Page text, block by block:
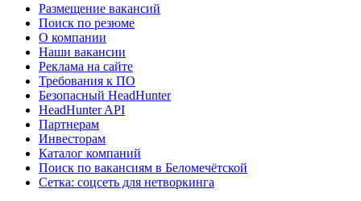
Размещение вакансий
Поиск по резюме
О компании
Наши вакансии
Реклама на сайте
Требования к ПО
Безопасный HeadHunter
HeadHunter API
Партнерам
Инвесторам
Каталог компаний
Поиск по вакансиям в Беломечётской
Сетка: соцсеть для нетворкинга